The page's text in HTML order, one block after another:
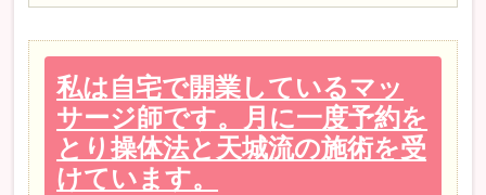
私は自宅で開業しているマッ
サージ師です。月に一度予約を
とり操体法と天城流の施術を受
けています。